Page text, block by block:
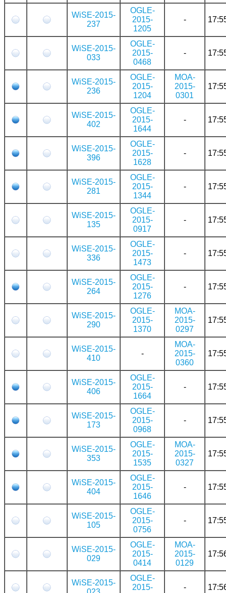
WiSE-2015-
237
OGLE-
2015-
1205
-
WiSE-2015-
033
OGLE-
2015-
0468
-
WiSE-2015-
236
OGLE-
2015-
1204
MOA-
2015-
0301
WiSE-2015-
402
OGLE-
2015-
1644
-
WiSE-2015-
396
OGLE-
2015-
1628
-
WiSE-2015-
281
OGLE-
2015-
1344
-
WiSE-2015-
135
OGLE-
2015-
0917
-
WiSE-2015-
336
OGLE-
2015-
1473
-
WiSE-2015-
264
OGLE-
2015-
1276
-
WiSE-2015-
290
OGLE-
2015-
1370
MOA-
2015-
0297
WiSE-2015-
410
-
MOA-
2015-
0360
WiSE-2015-
406
OGLE-
2015-
1664
-
WiSE-2015-
173
OGLE-
2015-
0968
-
WiSE-2015-
353
OGLE-
2015-
1535
MOA-
2015-
0327
WiSE-2015-
404
OGLE-
2015-
1646
-
WiSE-2015-
105
OGLE-
2015-
0756
-
WiSE-2015-
029
OGLE-
2015-
0414
MOA-
2015-
0129
WiSE-2015-
OGLE-
2015-
-